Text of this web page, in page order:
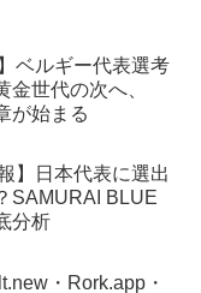
ベルギー代表選考
金世代の次へ、
が始まる
】日本代表に選出
SAMURAI BLUE
分析
・Rork.app・